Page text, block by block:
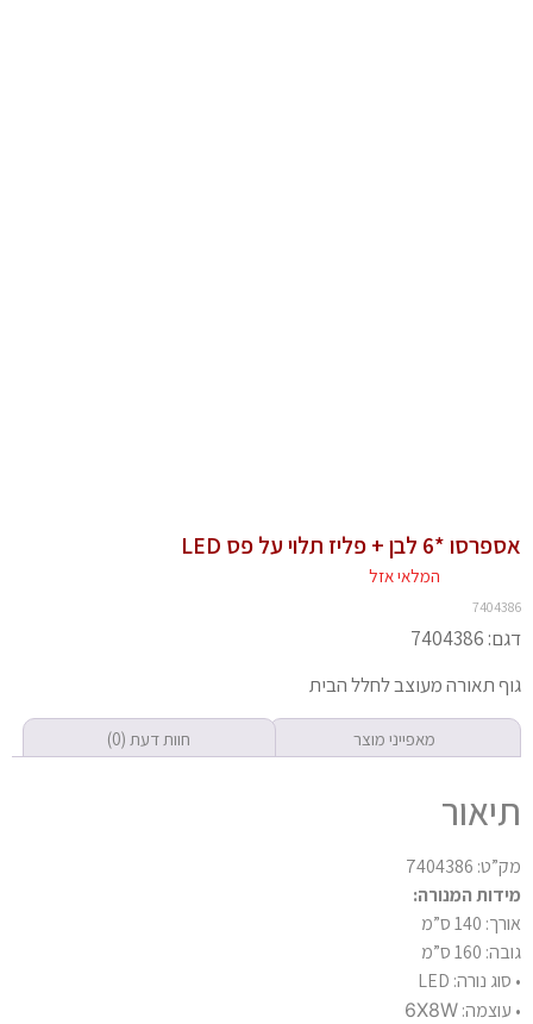
אספרסו *6 לבן + פליז תלוי על פס LED
המלאי אזל
7404386
דגם: 7404386
גוף תאורה מעוצב לחלל הבית
מאפייני מוצר חוות דעת (0)
תיאור
מק”ט: 7404386
מידות המנורה:
אורך: 140 ס”מ
גובה: 160 ס”מ
• סוג נורה: LED
• עוצמה: 6X8W